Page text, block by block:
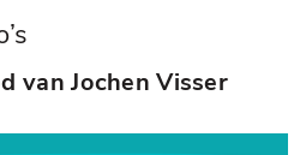
van Jochen Visser